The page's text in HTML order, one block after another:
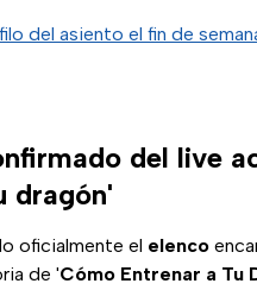
del asiento el fin de
del live
dragón'
oficialmente el elenco
de 'Cómo Entrenar a Tu